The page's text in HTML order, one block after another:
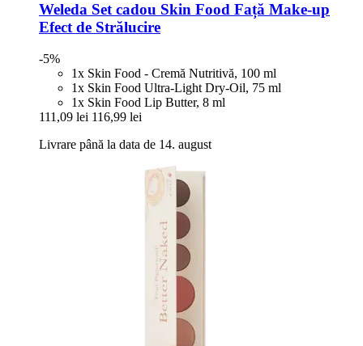
Weleda Set cadou Skin Food Față Make-​up
Efect de Strălucire
-5%
1x Skin Food - Cremă Nutritivă, 100 ml
1x Skin Food Ultra-Light Dry-Oil, 75 ml
1x Skin Food Lip Butter, 8 ml
111,09 lei 116,99 lei
Livrare până la data de 14. august